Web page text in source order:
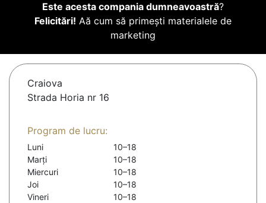
Este acesta compania dumneavoastră?
Felicitări! Aă cum să primești materialele de
marketing
Craiova
Strada Horia nr 16
Program de lucru:
Luni
10–18
Marți
10–18
Miercuri
10–18
Joi
10–18
Vineri
10–18